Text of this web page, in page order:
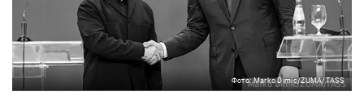
Фото: Marko Dimic/ZUMA/TASS